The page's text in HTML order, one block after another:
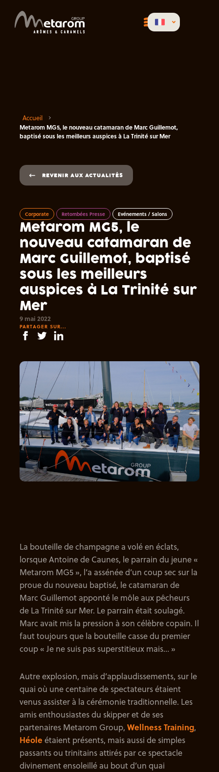
Accueil
Metarom MG5, le nouveau catamaran de Marc Guillemot,
baptisé sous les meilleurs auspices à La Trinité sur Mer
REVENIR AUX ACTUALITÉS
Corporate Retombées Presse Evénements / Salons
Metarom MG5, le
nouveau catamaran de
Marc Guillemot, baptisé
sous les meilleurs
auspices à La Trinité sur
Mer
9 mai 2022
PARTAGER SUR...
La bouteille de champagne a volé en éclats,
lorsque Antoine de Caunes, le parrain du jeune «
Metarom MG5 », l’a assénée d’un coup sec sur la
proue du nouveau baptisé, le catamaran de
Marc Guillemot apponté le môle aux pêcheurs
de La Trinité sur Mer. Le parrain était soulagé.
Marc avait mis la pression à son célèbre copain. Il
faut toujours que la bouteille casse du premier
coup « Je ne suis pas superstitieux mais… »
Autre explosion, mais d’applaudissements, sur le
quai où une centaine de spectateurs étaient
venus assister à la cérémonie traditionnelle. Les
amis enthousiastes du skipper et de ses
partenaires Metarom Group, Wellness Training,
Héole étaient présents, mais aussi de simples
passants ou trinitains attirés par ce spectacle
divinement ensoleillé au bout d’un quai